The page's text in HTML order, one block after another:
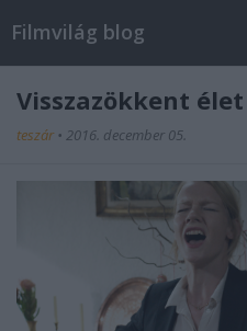
Filmvilág blog
Visszazökkent
teszár • 2016. december 05.